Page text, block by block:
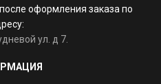
оформления заказа по
ул. д 7.